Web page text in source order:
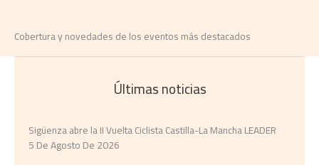
Cobertura y novedades de los eventos más destacados
Últimas noticias
Sigüenza abre la II Vuelta Ciclista Castilla-La Mancha LEADER
5 De Agosto De 2026